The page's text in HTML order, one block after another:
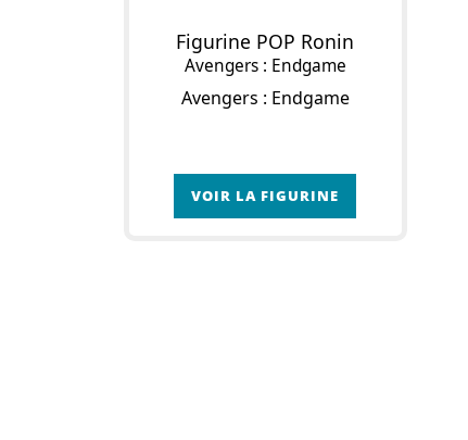
Figurine POP Ronin
Avengers : Endgame
Avengers : Endgame
VOIR LA FIGURINE